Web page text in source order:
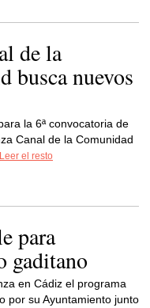
de la
busca nuevos
la 6ª convocatoria de
Canal de la Comunidad
Leer el resto
para
gaditano
en Cádiz el programa
por su Ayuntamiento junto